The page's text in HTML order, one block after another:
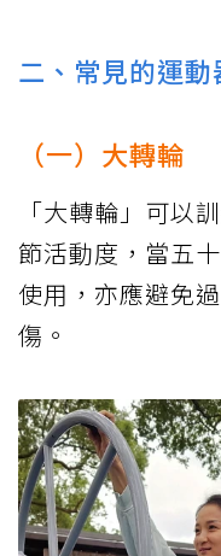
二、常見的運動
（一）大轉輪
「大轉輪」可以
節活動度，當五
使用，亦應避免
傷。